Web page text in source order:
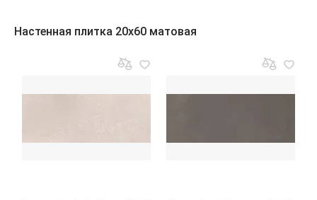
Настенная плитка 20x60 матовая